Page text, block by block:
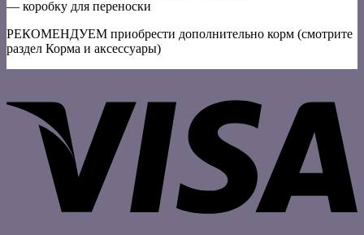
— коробку для переноски
РЕКОМЕНДУЕМ приобрести дополнительно корм (смотрите
раздел Корма и аксессуары)